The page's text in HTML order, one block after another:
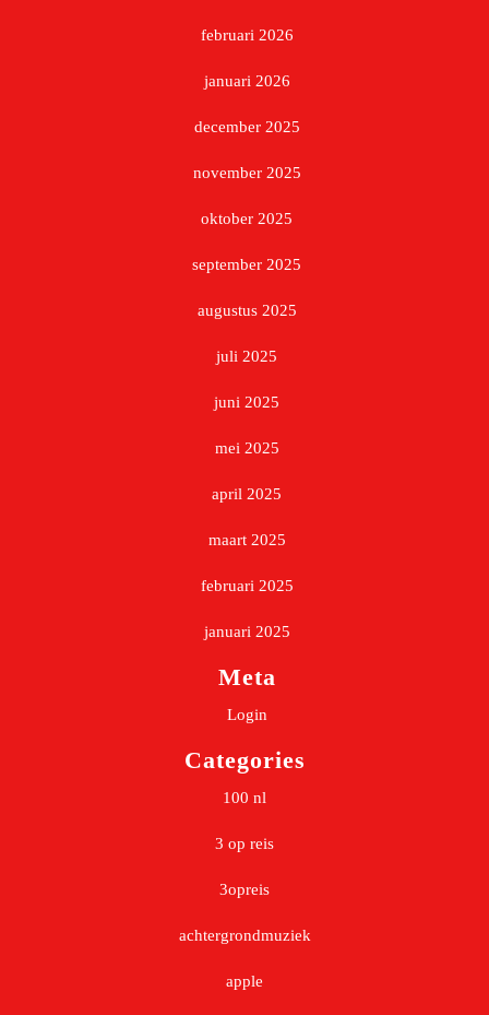
februari 2026
januari 2026
december 2025
november 2025
oktober 2025
september 2025
augustus 2025
juli 2025
juni 2025
mei 2025
april 2025
maart 2025
februari 2025
januari 2025
Meta
Login
Categories
100 nl
3 op reis
3opreis
achtergrondmuziek
apple